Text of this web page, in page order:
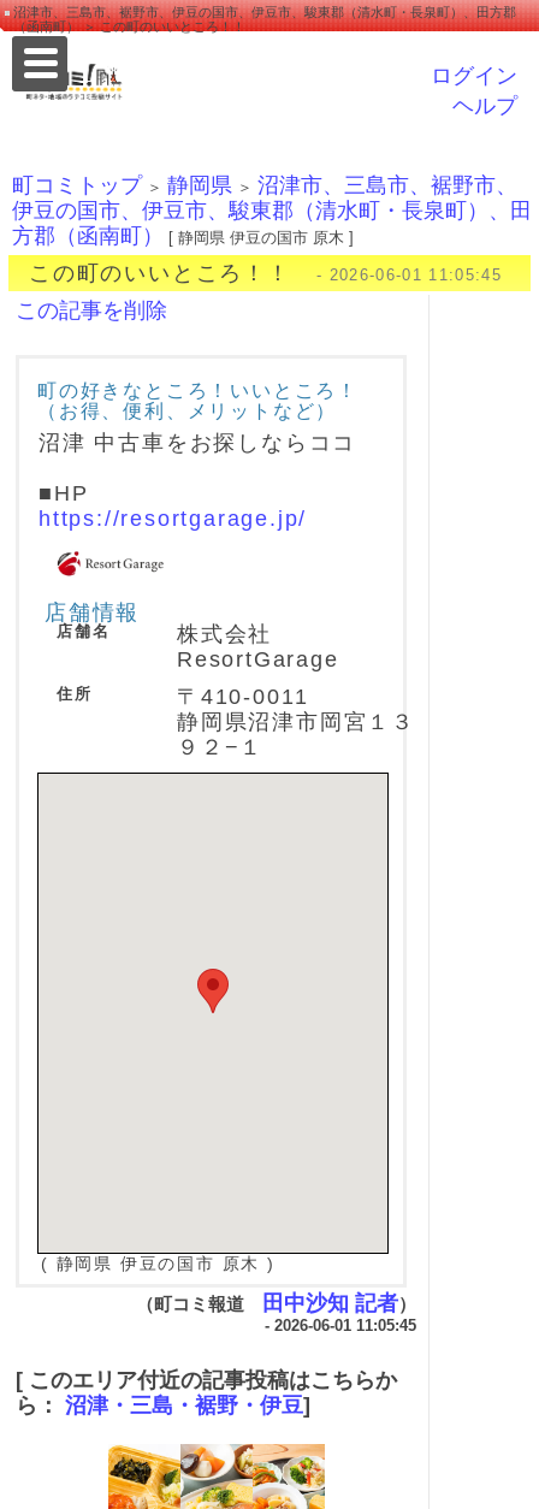
沼津市、三島市、裾野市、伊豆の国市、伊豆市、駿東郡（清水町・長泉町）、田方郡
（函南町） ＞ この町のいいところ！！
ログイン
ヘルプ
町コミトップ ＞ 静岡県 ＞ 沼津市、三島市、裾野市、
伊豆の国市、伊豆市、駿東郡（清水町・長泉町）、田
方郡（函南町）
[ 静岡県 伊豆の国市 原木 ]
この町のいいところ！！ - 2026-06-01 11:05:45
この記事を削除
町の好きなところ！いいところ！
（お得、便利、メリットなど）
沼津 中古車をお探しならココ
■HP
https://resortgarage.jp/
店舗情報
店舗名
株式会社
ResortGarage
住所
〒410-0011
静岡県沼津市岡宮１３
９２−１
( 静岡県 伊豆の国市 原木 )
（町コミ報道 田中沙知 記者）
- 2026-06-01 11:05:45
[ このエリア付近の記事投稿はこちらか
ら： 沼津・三島・裾野・伊豆]